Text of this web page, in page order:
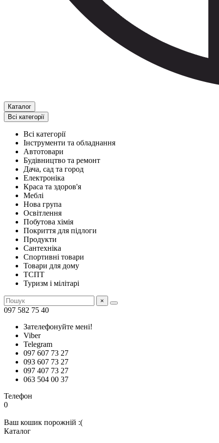
Каталог
Всі категорії
Всі категорії
Інструменти та обладнання
Автотовари
Будівництво та ремонт
Дача, сад та город
Електроніка
Краса та здоров'я
Меблі
Нова група
Освітлення
Побутова хімія
Покриття для підлоги
Продукти
Сантехніка
Спортивні товари
Товари для дому
ТСПТ
Туризм і мілітарі
×
097 582 75 40
Зателефонуйте мені!
Viber
Telegram
097 607 73 27
093 607 73 27
097 407 73 27
063 504 00 37
Телефон
0
Ваш кошик порожній :(
Каталог